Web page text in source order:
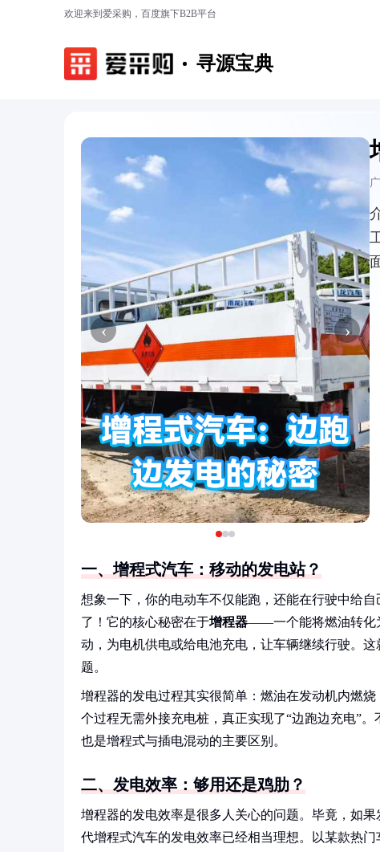
欢迎来到爱采购，百度旗下B2B平台
寻源宝典
‹ ›
一、增程式汽车：移动的发电站？
想象一下，你的电动车不仅能跑，还能在行驶中给
了！它的核心秘密在于增程器——一个能将燃油转化
动，为电机供电或给电池充电，让车辆继续行驶。
题。
增程器的发电过程其实很简单：燃油在发动机内燃
个过程无需外接充电桩，真正实现了“边跑边充电”
也是增程式与插电混动的主要区别。
二、发电效率：够用还是鸡肋？
增程器的发电效率是很多人关心的问题。毕竟，如
代增程式汽车的发电效率已经相当理想。以某款热